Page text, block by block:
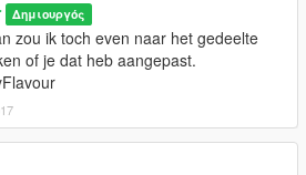
Δημιουργός
zou ik toch even naar het gedeelte
of je dat heb aangepast.